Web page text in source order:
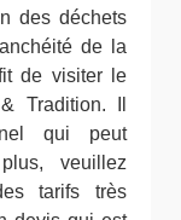
des déchets
de la
de visiter le
Tradition. Il
qui peut
veuillez
tarifs très